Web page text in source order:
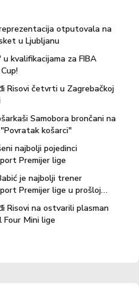
otputovala na
u Ljubljanu
u kvalifikacijama za FIBA
Risovi četvrti u Zagrebačkoj
Samobora brončani na
košarci"
najbolji pojedinci
Premijer lige
je najbolji trener
Premijer lige u prošloj
Risovi na ostvarili plasman
Four Mini lige